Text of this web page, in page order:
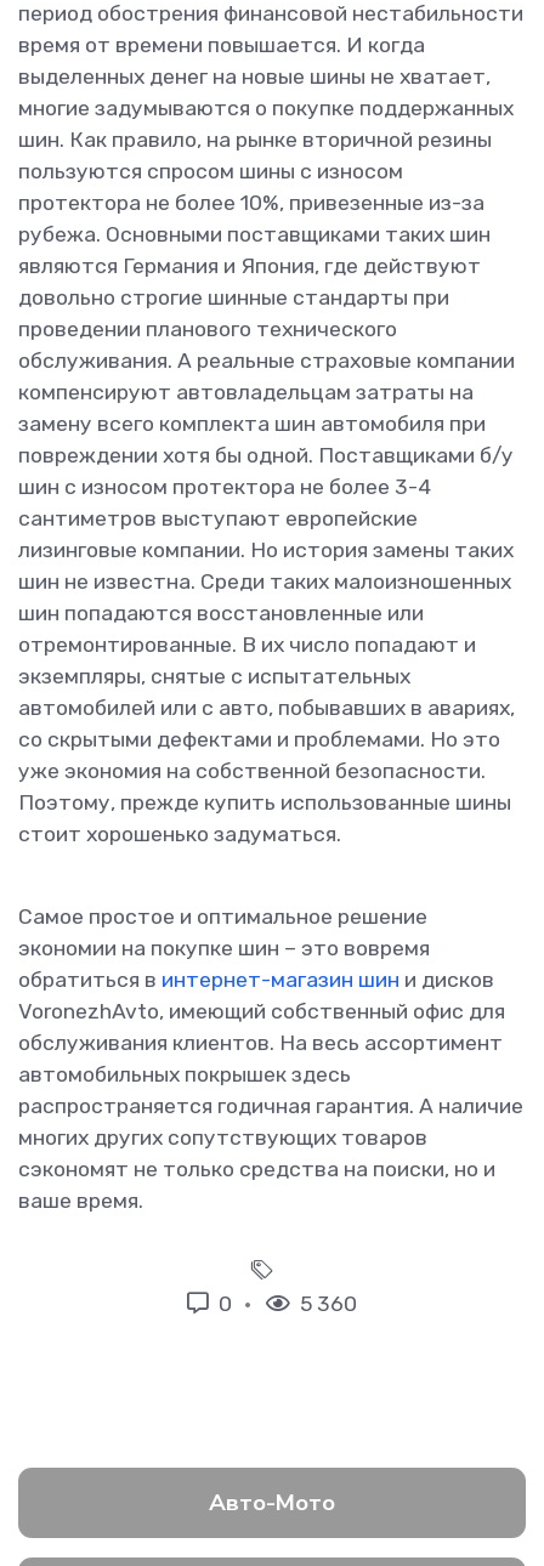
период обострения финансовой нестабильности
время от времени повышается. И когда
выделенных денег на новые шины не хватает,
многие задумываются о покупке поддержанных
шин. Как правило, на рынке вторичной резины
пользуются спросом шины с износом
протектора не более 10%, привезенные из-за
рубежа. Основными поставщиками таких шин
являются Германия и Япония, где действуют
довольно строгие шинные стандарты при
проведении планового технического
обслуживания. А реальные страховые компании
компенсируют автовладельцам затраты на
замену всего комплекта шин автомобиля при
повреждении хотя бы одной. Поставщиками б/у
шин с износом протектора не более 3-4
сантиметров выступают европейские
лизинговые компании. Но история замены таких
шин не известна. Среди таких малоизношенных
шин попадаются восстановленные или
отремонтированные. В их число попадают и
экземпляры, снятые с испытательных
автомобилей или с авто, побывавших в авариях,
со скрытыми дефектами и проблемами. Но это
уже экономия на собственной безопасности.
Поэтому, прежде купить использованные шины
стоит хорошенько задуматься.
Самое простое и оптимальное решение
экономии на покупке шин – это вовремя
обратиться в интернет-магазин шин и дисков
VoronezhAvto, имеющий собственный офис для
обслуживания клиентов. На весь ассортимент
автомобильных покрышек здесь
распространяется годичная гарантия. А наличие
многих других сопутствующих товаров
сэкономят не только средства на поиски, но и
ваше время.
0 5 360
Авто-Мото